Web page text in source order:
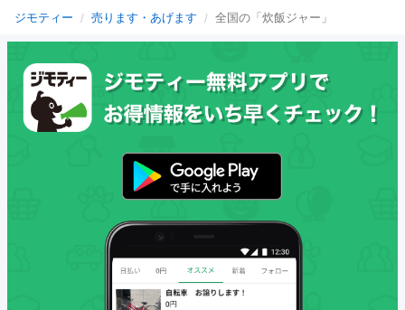
ジモティー 売ります・あげます 全国の「炊飯ジャー」